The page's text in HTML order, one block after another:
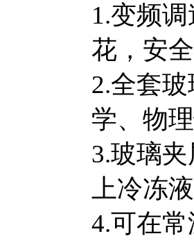
1.变频
花，安
2.全套
学、物
3.玻璃
上冷冻
4.可在